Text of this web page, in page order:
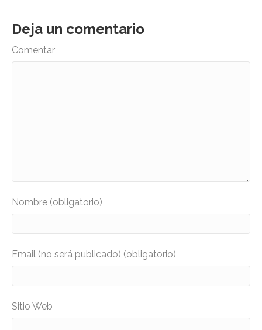
Deja un comentario
Comentar
Nombre (obligatorio)
Email (no será publicado) (obligatorio)
Sitio Web